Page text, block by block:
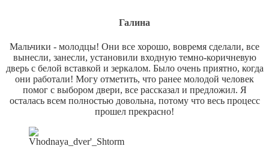
Галина
Мальчики - молодцы! Они все хорошо, вовремя сделали, все
вынесли, занесли, установили входную темно-коричневую
дверь с белой вставкой и зеркалом. Было очень приятно, когда
они работали! Могу отметить, что ранее молодой человек
помог с выбором двери, все рассказал и предложил. Я
осталась всем полностью довольна, потому что весь процесс
прошел прекрасно!